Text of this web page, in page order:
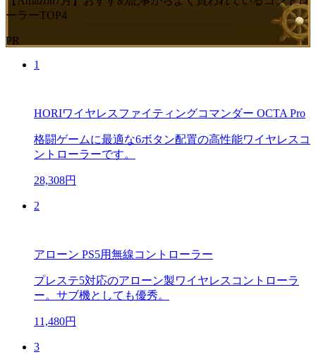
ーラーTOP4
PR
1
HORIワイヤレスファイティングコマンダー OCTA Pro
格闘ゲームに最適な6ボタン配置の高性能ワイヤレスコ
ントローラーです。
28,308円
2
アローン PS5用無線コントローラー
プレステ5対応のアローン製ワイヤレスコントローラ
ー。サブ機としても優秀。
11,480円
3